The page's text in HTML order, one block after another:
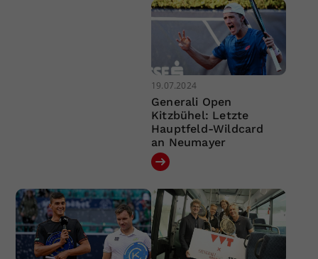
19.07.2024
Generali Open
Kitzbühel: Letzte
Hauptfeld-Wildcard
an Neumayer